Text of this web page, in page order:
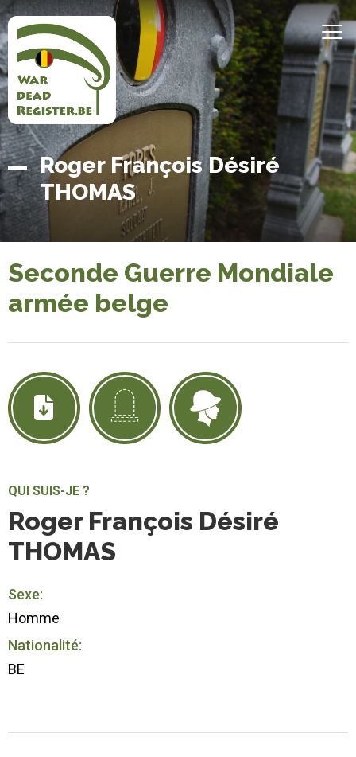
Aller
au
contenu
principal
Accueil
Belgian
War
Dead
Register
Roger François Désiré
THOMAS
Seconde Guerre Mondiale
armée belge
QUI SUIS-JE ?
Roger François Désiré
THOMAS
Sexe:
Homme
Nationalité:
BE